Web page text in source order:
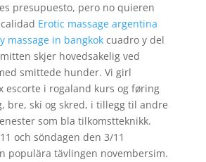
presupuesto, pero no quieren
Erotic massage argentina
massage in bangkokcuadro y del
skjer hovedsakelig ved
smittede hunder. Vi girl
escorte i rogaland kurs og føring
bre, ski og skred, i tillegg til andre
som bla tilkomstteknikk.
och söndagen den 3/11
populära tävlingen novembersim.